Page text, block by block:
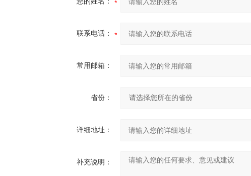
联系电话：
常用邮箱：
省份：
详细地址：
补充说明：